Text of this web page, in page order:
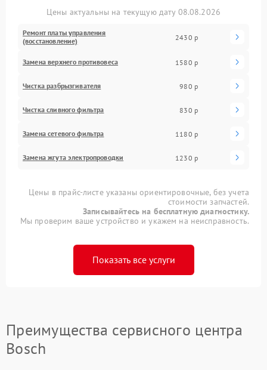
Цены актуальны на текущую дату 08.08.2026
Ремонт платы управления
(восстановление)
2430 р
Замена верхнего противовеса 1580 р
Чистка разбрызгивателя 980 р
Чистка сливного фильтра 830 р
Замена сетевого фильтра 1180 р
Замена жгута электропроводки 1230 р
Цены в прайс-листе указаны ориентировочные, без учета
стоимости запчастей.
Записывайтесь на бесплатную диагностику.
Мы проверим ваше устройство и укажем на неисправность.
Показать все услуги
Преимущества сервисного центра
Bosch